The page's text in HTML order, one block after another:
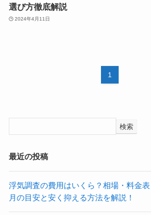
選び方徹底解説
2024年4月11日
1
検索
最近の投稿
浮気調査の費用はいくら？相場・料金
月の目安と安く抑える方法を解説！